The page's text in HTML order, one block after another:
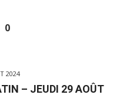
0
2024
– JEUDI 29 AOÛT